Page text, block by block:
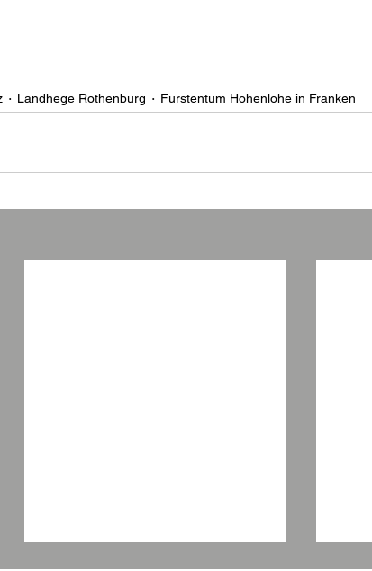
Landhege Rothenburg Fürstentum Hohenlohe in Franken